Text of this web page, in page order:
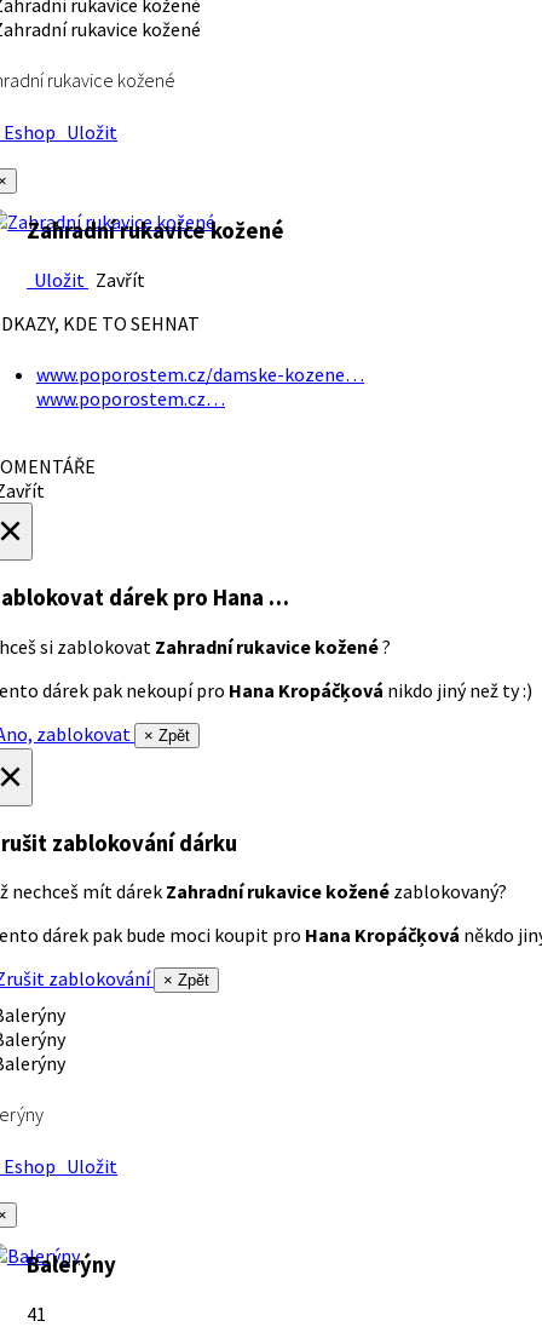
rukavice kožené
Uložit
Zahradní rukavice kožené
Uložit Zavřít
KDE TO SEHNAT
www.poporostem.cz/damske-kozene…
www.poporostem.cz…
dárek pro Hana …
si zablokovat Zahradní rukavice kožené?
dárek pak nekoupí pro Hana Kropáčķová nikdo jiný než ty :)
zablokovat
× Zpět
zablokování dárku
nechceš mít dárek Zahradní rukavice kožené zablokovaný?
dárek pak bude moci koupit pro Hana Kropáčķová někdo
zablokování
× Zpět
Uložit
Balerýny
41